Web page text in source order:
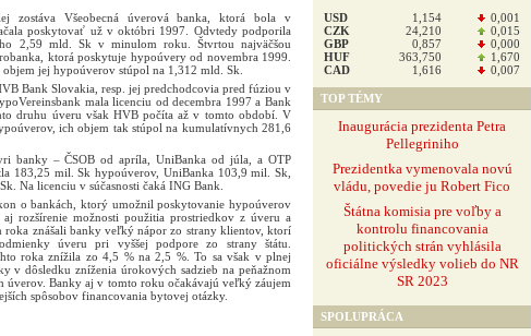
zostáva Všeobecná úverová banka, ktorá bola v
poskytovať už v októbri 1997. Odvtedy podporila
2,59 mld. Sk v minulom roku. Štvrtou najväčšou
ktorá poskytuje hypoúvery od novembra 1999.
jej hypoúverov stúpol na 1,312 mld. Sk.
Bank Slovakia, resp. jej predchodcovia pred fúziou v
mala licenciu od decembra 1997 a Bank
druhu úveru však HVB počíta až v tomto období. V
ich objem tak stúpol na kumulatívnych 281,6
banky – ČSOB od apríla, UniBanka od júla, a OTP
183,25 mil. Sk hypoúverov, UniBanka 103,9 mil. Sk,
Na licenciu v súčasnosti čaká ING Bank.
o bankách, ktorý umožnil poskytovanie hypoúverov
rozšírenie možnosti použitia prostriedkov z úveru a
znášali banky veľký nápor zo strany klientov, ktorí
úveru pri vyššej podpore zo strany štátu.
roka znížila zo 4,5 % na 2,5 %. To sa však v plnej
v dôsledku zníženia úrokových sadzieb na peňažnom
úverov. Banky aj v tomto roku očakávajú veľký záujem
spôsobov financovania bytovej otázky.
USD 1,154
0,001
CZK
24,210
0,015
GBP
0,857
0,000
HUF
363,750
1,670
CAD
1,616 0,007
TOP TÉMY
Inaugurácia prezidenta Petra
Pellegriniho
Prezidentka vymenovala novú
vládu, povedie ju Robert Fico
Štátna komisia pre voľby a
kontrolu financovania
politických strán vyhlásila
oficiálne výsledky volieb do NR
SR 2023
SPOLUPRÁCA